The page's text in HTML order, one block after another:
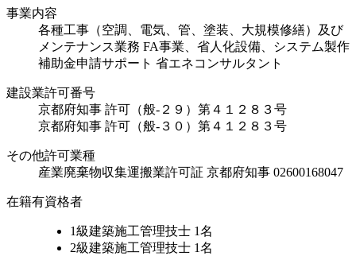
事業内容
各種工事（空調、電気、管、塗装、大規模修繕）及び
メンテナンス業務 FA事業、省人化設備、システム製作
補助金申請サポート 省エネコンサルタント
建設業許可番号
京都府知事 許可（般-２９）第４１２８３号
京都府知事 許可（般-３０）第４１２８３号
その他許可業種
産業廃棄物収集運搬業許可証 京都府知事 02600168047
在籍有資格者
1級建築施工管理技士 1名
2級建築施工管理技士 1名